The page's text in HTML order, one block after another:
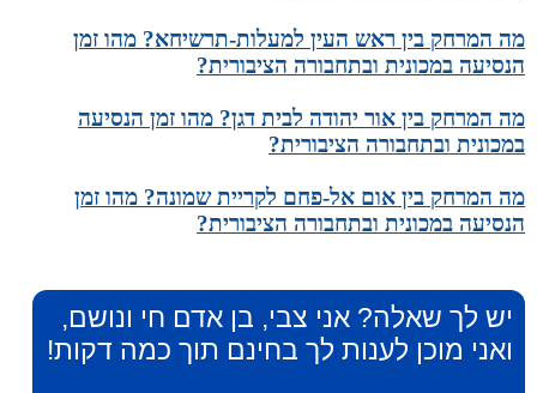
מה המרחק בין ראש העין למעלות-תרשיחא? מהו זמן
הנסיעה במכונית ובתחבורה הציבורית?
מה המרחק בין אור יהודה לבית דגן? מהו זמן הנסיעה
במכונית ובתחבורה הציבורית?
מה המרחק בין אום אל-פחם לקריית שמונה? מהו זמן
הנסיעה במכונית ובתחבורה הציבורית?
יש לך שאלה? אני צבי, בן אדם חי ונושם,
ואני מוכן לענות לך בחינם תוך כמה דקות!